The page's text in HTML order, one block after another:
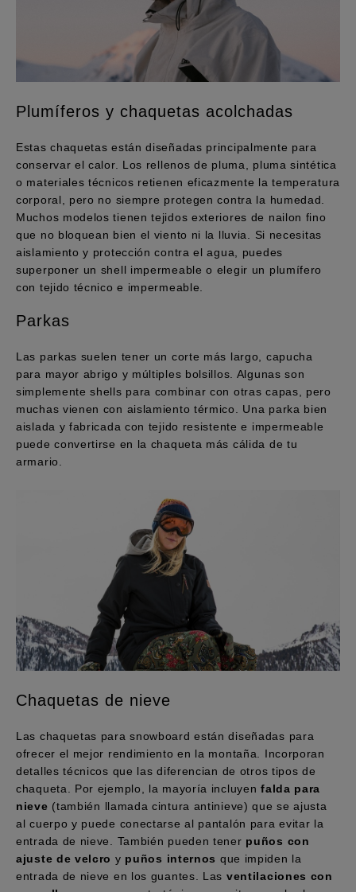
Plumíferos y chaquetas acolchadas
Estas chaquetas están diseñadas principalmente para
conservar el calor. Los rellenos de pluma, pluma sintética
o materiales técnicos retienen eficazmente la temperatura
corporal, pero no siempre protegen contra la humedad.
Muchos modelos tienen tejidos exteriores de nailon fino
que no bloquean bien el viento ni la lluvia. Si necesitas
aislamiento y protección contra el agua, puedes
superponer un shell impermeable o elegir un plumífero
con tejido técnico e impermeable.
Parkas
Las parkas suelen tener un corte más largo, capucha
para mayor abrigo y múltiples bolsillos. Algunas son
simplemente shells para combinar con otras capas, pero
muchas vienen con aislamiento térmico. Una parka bien
aislada y fabricada con tejido resistente e impermeable
puede convertirse en la chaqueta más cálida de tu
armario.
Chaquetas de nieve
Las chaquetas para snowboard están diseñadas para
ofrecer el mejor rendimiento en la montaña. Incorporan
detalles técnicos que las diferencian de otros tipos de
chaqueta. Por ejemplo, la mayoría incluyenfalda para
nieve (también llamada cintura antinieve) que se ajusta
al cuerpo y puede conectarse al pantalón para evitar la
entrada de nieve. También pueden tener puños con
ajuste de velcro y puños internos que impiden la
entrada de nieve en los guantes. Las ventilaciones con